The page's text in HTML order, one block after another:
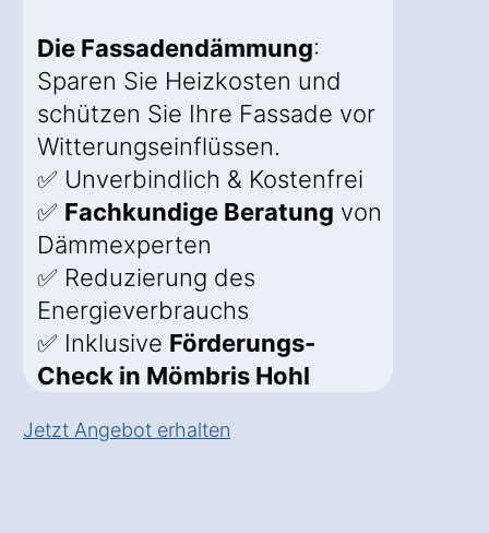
Die Fassadendämmung:
Sparen Sie Heizkosten und
schützen Sie Ihre Fassade vor
Witterungseinflüssen.
✅ Unverbindlich & Kostenfrei
✅ Fachkundige Beratung von
Dämmexperten
✅ Reduzierung des
Energieverbrauchs
✅ Inklusive Förderungs-
Check in Mömbris Hohl
Jetzt Angebot erhalten